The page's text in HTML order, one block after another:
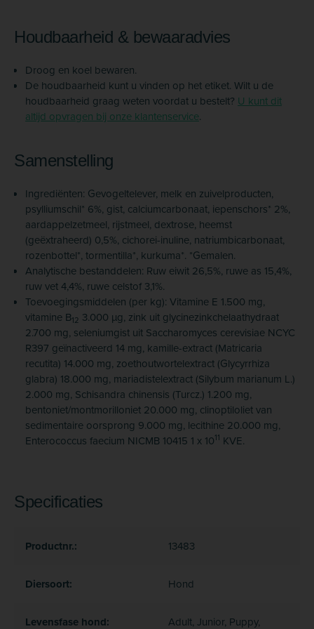
Houdbaarheid & bewaaradvies
Droog en koel bewaren.
De houdbaarheid kunt u vinden op het etiket. Wilt u de
houdbaarheid graag weten voordat u bestelt? U kunt dit
altijd opvragen bij onze klantenservice.
Samenstelling
Ingrediënten: Gevogeltelever, melk en zuivelproducten,
psylliumschil* 6%, gist, calcium­carbonaat, iepenschors* 2%,
aardappel­zetmeel, rijstmeel, dextrose, heemst
(geëxtraheerd) 0,5%, cichorei-inuline, natrium­bicarbonaat,
rozenbottel*, tormentilla*, kurkuma*. *Gemalen.
Analytische bestanddelen: Ruw eiwit 26,5%, ruwe as 15,4%,
ruw vet 4,4%, ruwe celstof 3,1%.
Toevoegingsmiddelen (per kg): Vitamine E 1.500 mg,
vitamine B12 3.000 µg, zink uit glycinezinkchelaathydraat
2.700 mg, seleniumgist uit Saccharomyces cerevisiae NCYC
R397 geïnactiveerd 14 mg, kamille-extract (Matricaria
recutita) 14.000 mg, zoethout­wortelextract (Glycyrrhiza
glabra) 18.000 mg, mariadistel­extract (Silybum marianum L.)
2.000 mg, Schisandra chinensis (Turcz.) 1.200 mg,
bentoniet/­montmorilloniet 20.000 mg, clinoptiloliet van
sedimentaire oorsprong 9.000 mg, lecithine 20.000 mg,
Enterococcus faecium NICMB 10415 1 x 1011 KVE.
Specificaties
Productnr.: 13483
Diersoort: Hond
Levensfase hond:
Adult, Junior, Puppy,